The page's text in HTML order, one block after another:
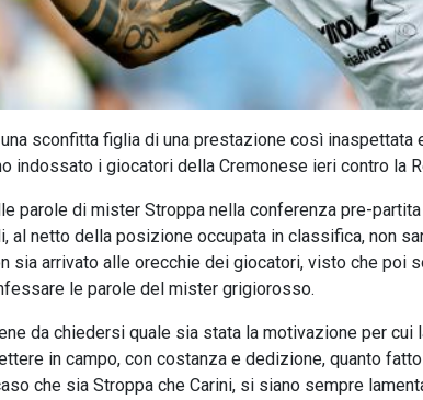
sconfitta figlia di una prestazione così
indossato i giocatori della Cremonese ieri contro la
parole di mister Stroppa nella conferenza pre-
al netto della posizione occupata in classifica, non
sia arrivato alle orecchie dei giocatori, visto che poi
le parole del mister grigiorosso.
da chiedersi quale sia stata la motivazione per cui
in campo, con costanza e dedizione, quanto
che sia Stroppa che Carini, si siano sempre